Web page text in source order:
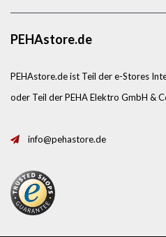
PEHAstore.de
PEHAstore.de ist Teil der e-Stores
oder Teil der PEHA Elektro GmbH &
info@pehastore.de